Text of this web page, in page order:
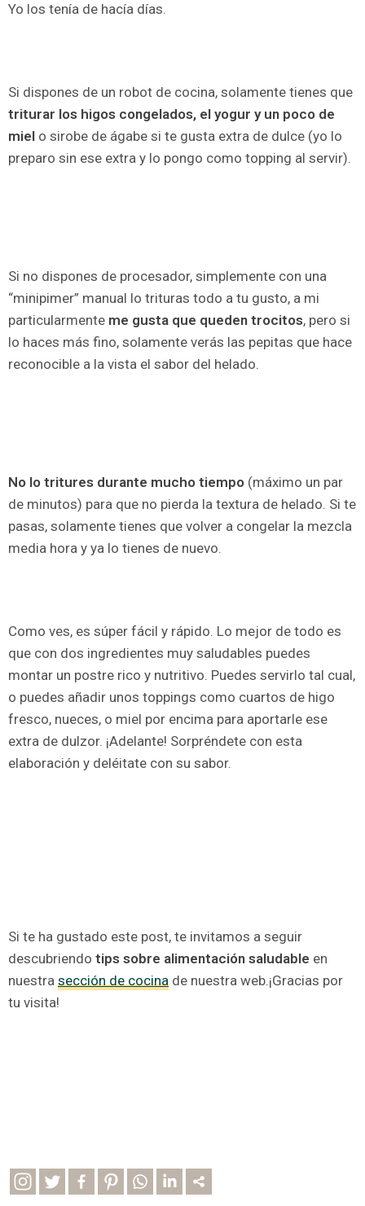
Yo los tenía de hacía días.
Si dispones de un robot de cocina, solamente tienes que
triturar los higos congelados, el yogur y un poco de
miel o sirobe de ágabe si te gusta extra de dulce (yo lo
preparo sin ese extra y lo pongo como topping al servir).
Si no dispones de procesador, simplemente con una
“minipimer” manual lo trituras todo a tu gusto, a mi
particularmente me gusta que queden trocitos, pero si
lo haces más fino, solamente verás las pepitas que hace
reconocible a la vista el sabor del helado.
No lo tritures durante mucho tiempo (máximo un par
de minutos) para que no pierda la textura de helado. Si te
pasas, solamente tienes que volver a congelar la mezcla
media hora y ya lo tienes de nuevo.
Como ves, es súper fácil y rápido. Lo mejor de todo es
que con dos ingredientes muy saludables puedes
montar un postre rico y nutritivo. Puedes servirlo tal cual,
o puedes añadir unos toppings como cuartos de higo
fresco, nueces, o miel por encima para aportarle ese
extra de dulzor. ¡Adelante! Sorpréndete con esta
elaboración y deléitate con su sabor.
Si te ha gustado este post, te invitamos a seguir
descubriendo tips sobre alimentación saludable en
nuestra sección de cocina de nuestra web.¡Gracias por
tu visita!